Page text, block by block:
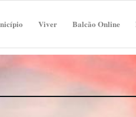
Viver Balcão Online